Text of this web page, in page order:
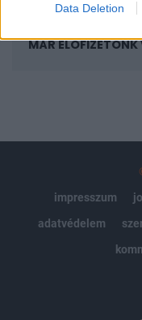
Data Deletion
MÁR
impresszum
adatvédelem